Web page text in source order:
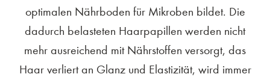
optimalen Nährboden für Mikroben bildet. Die
dadurch belasteten Haarpapillen werden nicht
mehr ausreichend mit Nährstoffen versorgt, das
Haar verliert an Glanz und Elastizität, wird immer